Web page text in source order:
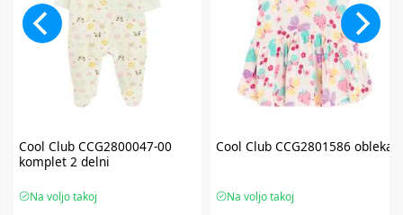
Cool ClubCCG2800047-00
komplet 2 delni
Na voljo takoj
Cool Club CCG2801586 obleka
Na voljo takoj